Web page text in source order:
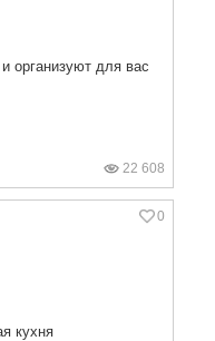
организуют для вас
22 608
кухня
0